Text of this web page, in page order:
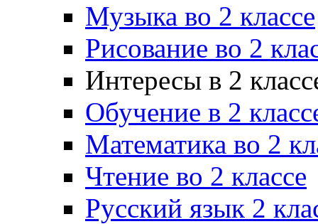
Музыка во 2 классе
Рисование во 2
Интересы в 2
Обучение в 2
Математика во 2
Чтение во 2 классе
Русский язык 2